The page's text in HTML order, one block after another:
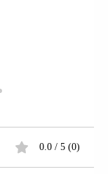
0.0 / 5 (0)